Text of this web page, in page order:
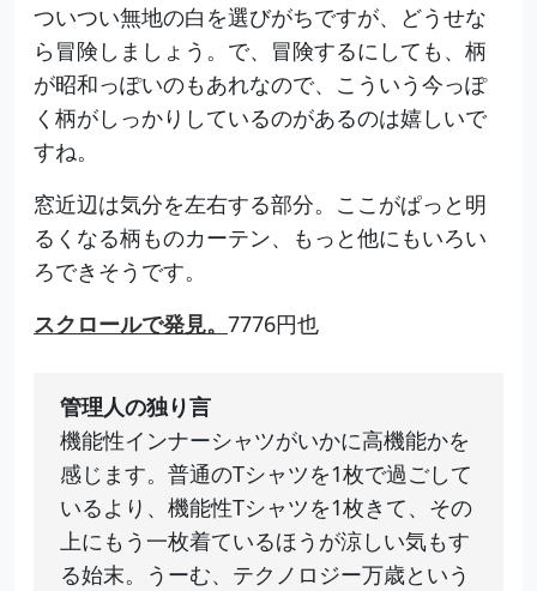
ついつい無地の白を選びがちですが、どうせな
ら冒険しましょう。で、冒険するにしても、柄
が昭和っぽいのもあれなので、こういう今っぽ
く柄がしっかりしているのがあるのは嬉しいで
すね。
窓近辺は気分を左右する部分。ここがぱっと明
るくなる柄ものカーテン、もっと他にもいろい
ろできそうです。
スクロールで発見。 7776円也
管理人の独り言
機能性インナーシャツがいかに高機能かを
感じます。普通のTシャツを1枚で過ごして
いるより、機能性Tシャツを1枚きて、その
上にもう一枚着ているほうが涼しい気もす
る始末。うーむ、テクノロジー万歳という